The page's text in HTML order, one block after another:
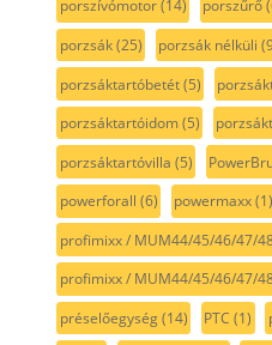
porszívómotor(14) porszűrő
porzsák(25) porzsák nélküli
porzsáktartóbetét(5)
porzsáktartóidom(5)
porzsáktartóvilla (5)
powerforall (6) powermaxx(1)
profimixx / MUM44/45/46/47/
profimixx / MUM44/45/46/47/
préselőegység(14) PTC (1)